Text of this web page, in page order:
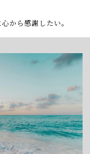
から感謝したい。